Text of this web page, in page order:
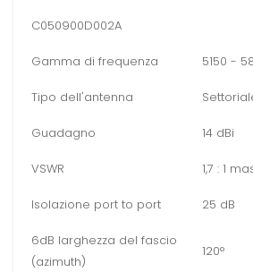
C050900D002A
Gamma di frequenza 5150 -
Tipo dell'antenna
Guadagno 14 dBi
VSWR 1,7 : 1
Isolazione port to port 25 dB
6dB larghezza del fascio
(azimuth)
120°